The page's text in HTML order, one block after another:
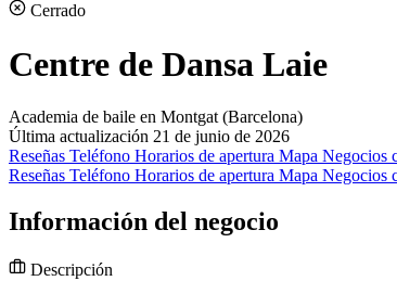
Cerrado
Centre de Dansa Laie
Academia de baile en Montgat (Barcelona)
Última actualización 21 de junio de 2026
Reseñas Teléfono Horarios de apertura Mapa Negocios
Reseñas Teléfono Horarios de apertura Mapa Negocios
Información del negocio
Descripción